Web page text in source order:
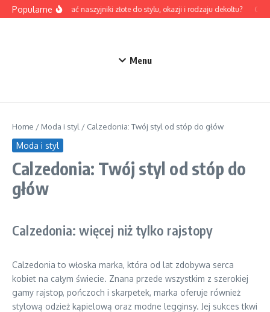
Przejdź do treści
PopularneJak dobrać naszyjniki złote do stylu, okazji i rodzaju dekoltu?
Menu
Home / Moda i styl / Calzedonia: Twój styl od stóp do głów
Moda i styl
Calzedonia: Twój styl od stóp do
głów
Calzedonia: więcej niż tylko rajstopy
Calzedonia to włoska marka, która od lat zdobywa serca
kobiet na całym świecie. Znana przede wszystkim z szerokiej
gamy rajstop, pończoch i skarpetek, marka oferuje również
stylową odzież kąpielową oraz modne legginsy. Jej sukces tkwi